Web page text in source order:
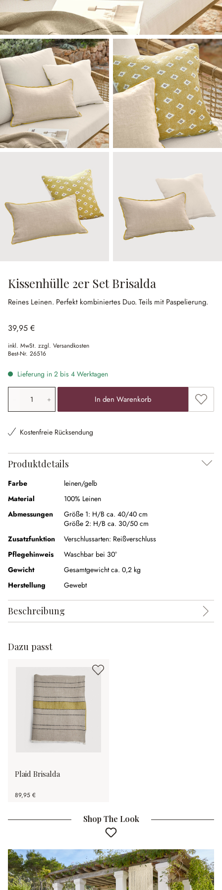
Kissenhülle 2er Set Brisalda
Reines Leinen. Perfekt kombiniertes Duo. Teils mit Paspelierung.
39,95 €
inkl. MwSt. zzgl. Versandkosten
Best-Nr. 26516
Lieferung in 2 bis 4 Werktagen
Produkt Anzahl: Gib den gewünschten Wert ein oder
In den Warenkorb Zum
Kostenfreie Rücksendung
Produktdetails
Farbe
leinen/gelb
Material
100% Leinen
Abmessungen
Größe 1: H/B ca. 40/40 cm
Größe 2: H/B ca. 30/50 cm
Zusatzfunktion
Verschlussarten: Reißverschluss
Pflegehinweis
Waschbar bei 30°
Gewicht
Gesamtgewicht ca. 0,2 kg
Herstellung
Gewebt
Beschreibung
Dazu passt
Plaid Brisalda
89,95 €
Shop The Look